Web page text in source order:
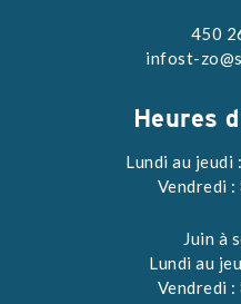
450
infost-
Heures
Lundi au jeudi
Vendredi :
Juin à
Lundi au
Vendredi :